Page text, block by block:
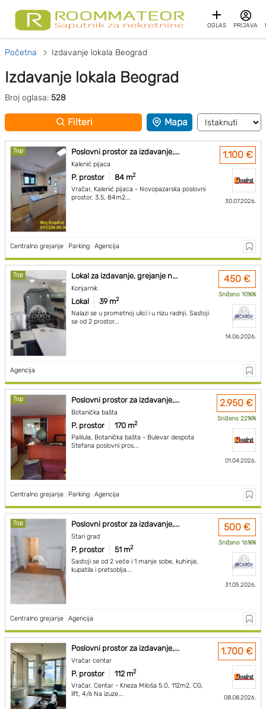
OGLAS PRIJAVA
Početna Izdavanje lokala Beograd
Izdavanje lokala Beograd
Broj oglasa: 528
Filteri Mapa
Top Poslovni prostor za izdavanje,...
Kalenić pijaca
P. prostor 84 m2
Vračar, Kalenić pijaca - Novopazarska poslovni
prostor, 3.5, 84m2...
1.100 €
30.07.2026.
Centralno grejanje Parking Agencija
Top Lokal za izdavanje, grejanje n...
Konjarnik
Lokal 39 m2
Nalazi se u prometnoj ulici i u nizu radnji. Sastoji
se od 2 prostor...
450 €
Sniženo 10%%
14.06.2026.
Agencija
Top Poslovni prostor za izdavanje,...
Botanička bašta
P. prostor 170 m2
Palilula, Botanička bašta - Bulevar despota
Stefana poslovni pros...
2.950 €
Sniženo 22%%
01.04.2026.
Centralno grejanje Parking Agencija
Top Poslovni prostor za izdavanje,...
Stari grad
P. prostor 51 m2
Sastoji se od 2 veće i 1 manje sobe, kuhinje,
kupatila i pretsoblja...
500 €
Sniženo 16%%
31.05.2026.
Centralno grejanje Agencija
Poslovni prostor za izdavanje,...
Vračar centar
P. prostor 112 m2
Vračar, Centar - Kneza Miloša 5.0, 112m2, CG,
lift, 4/6 Na izuze...
1.700 €
08.08.2026.